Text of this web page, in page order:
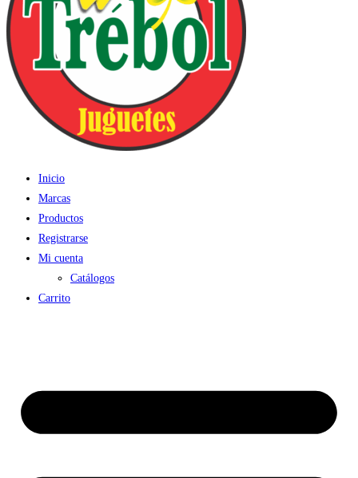
Inicio
Marcas
Productos
Registrarse
Mi cuenta
Catálogos
Carrito